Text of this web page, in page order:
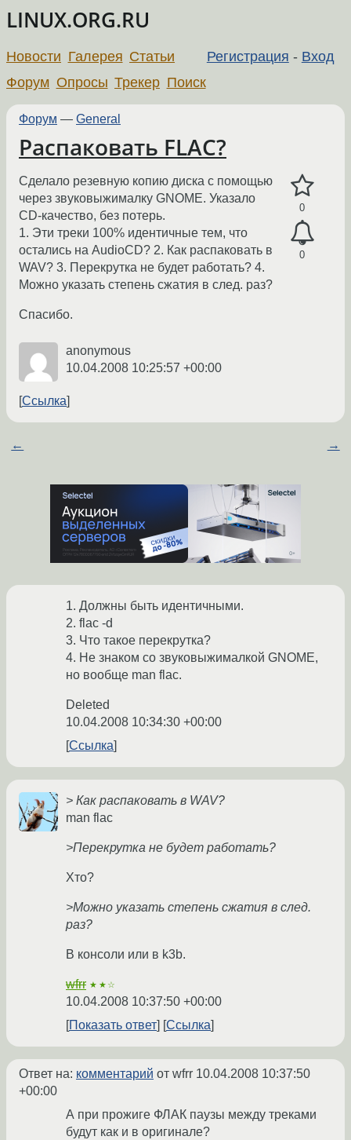
LINUX.ORG.RU
Регистрация - Вход
Новости Галерея Статьи
Форум Опросы Трекер Поиск
Форум — General
Распаковать FLAC?
0
0
Сделало резевную копию диска с помощью
через звуковыжималку GNOME. Указало
CD-качество, без потерь.
1. Эти треки 100% идентичные тем, что
остались на AudioCD? 2. Как распаковать в
WAV? 3. Перекрутка не будет работать? 4.
Можно указать степень сжатия в след. раз?
Спасибо.
anonymous
10.04.2008 10:25:57 +00:00
Ссылка
← →
1. Должны быть идентичными.
2. flac -d
3. Что такое перекрутка?
4. Не знаком со звуковыжималкой GNOME,
но вообще man flac.
Deleted
10.04.2008 10:34:30 +00:00
Ссылка
> Как распаковать в WAV?
man flac
>Перекрутка не будет работать?
Хто?
>Можно указать степень сжатия в след.
раз?
В консоли или в k3b.
wfrr ★★☆
10.04.2008 10:37:50 +00:00
Показать ответ
Ссылка
Ответ на: комментарий от wfrr 10.04.2008 10:37:50
+00:00
А при прожиге ФЛАК паузы между треками
будут как и в оригинале?